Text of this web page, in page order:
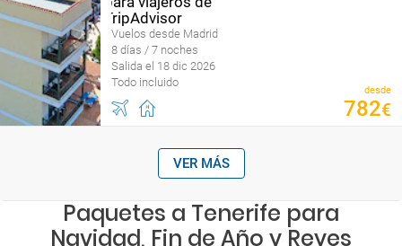
Vuelos desde Madrid
8 días / 7 noches
Salida el 18 dic 2026
Todo incluido
desde
782€
VER MÁS
Paquetes a Tenerife para
Navidad, Fin de Año y Reyes